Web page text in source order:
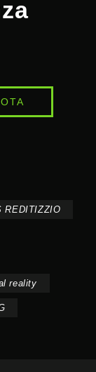
REDITIZZIO
reality